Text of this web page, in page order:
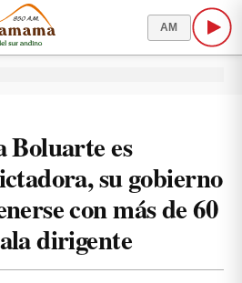
AM
Boluarte es
su gobierno
con más de 60
dirigente